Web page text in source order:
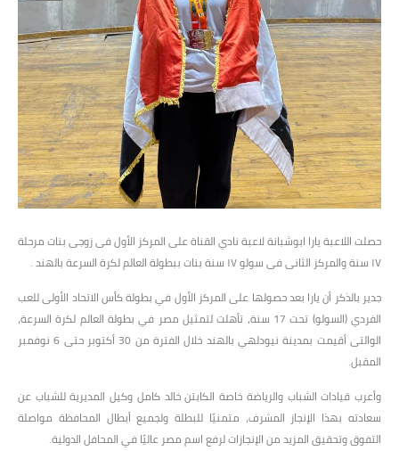
حصلت اللاعبة يارا ابوشبانة لاعبة نادي القناة على المركز الأول فى زوجى بنات مرحلة
١٧ سنة والمركز الثانى فى سولو ١٧ سنة بنات ببطولة العالم لكرة السرعة بالهند .
جدير بالذكر أن يارا بعد حصولها على المركز الأول في بطولة كأس الاتحاد الأولى للعب
الفردي (السولو) تحت 17 سنة، تأهلت لتمثيل مصر في بطولة العالم لكرة السرعة،
الوالتى أقيمت بمدينة نيودلهي بالهند خلال الفترة من 30 أكتوبر حتى 6 نوفمبر
المقبل.
وأعرب قيادات الشباب والرياضة خاصة الكابتن خالد كامل وكيل المديرية للشباب عن
سعادته بهذا الإنجاز المشرف، متمنيًا للبطلة ولجميع أبطال المحافظة مواصلة
التفوق وتحقيق المزيد من الإنجازات لرفع اسم مصر عاليًا في المحافل الدولية.